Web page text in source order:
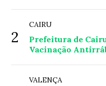
2
CAIRU
Prefeitura de
Vacinação
VALENÇA